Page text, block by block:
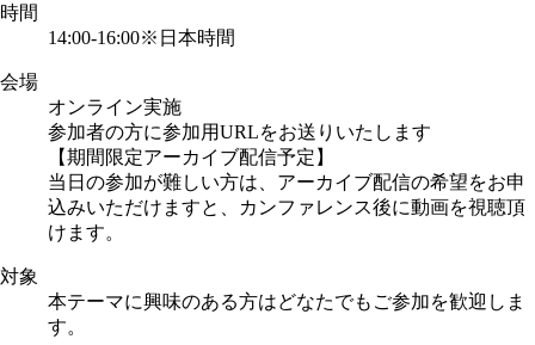
時間
14:00-16:00※日本時間
会場
オンライン実施
参加者の方に参加用URLをお送りいたします
【期間限定アーカイブ配信予定】
当日の参加が難しい方は、アーカイブ配信の希望をお申
込みいただけますと、カンファレンス後に動画を視聴頂
けます。
対象
本テーマに興味のある方はどなたでもご参加を歓迎しま
す。